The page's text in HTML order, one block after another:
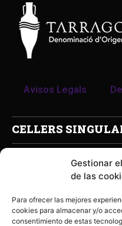
Gestionar
de las
Para ofrecer las mejores
cookies para almacenar y/o
consentimiento de estas
Avisos Legals
CELLERS